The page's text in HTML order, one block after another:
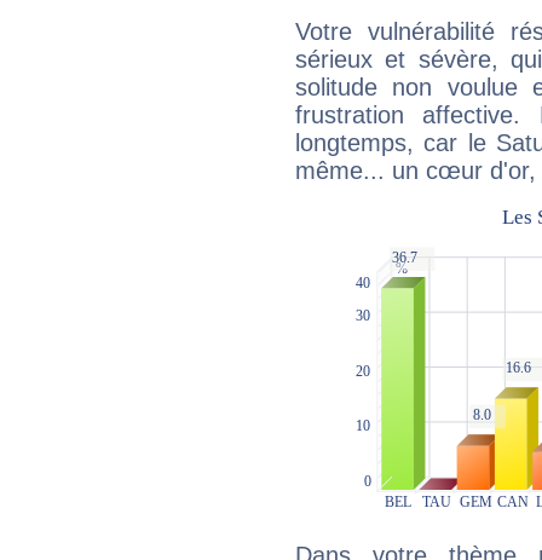
Votre vulnérabilité
sérieux et sévère,
solitude non voulue
frustration
longtemps, car le
même... un cœur d'or,